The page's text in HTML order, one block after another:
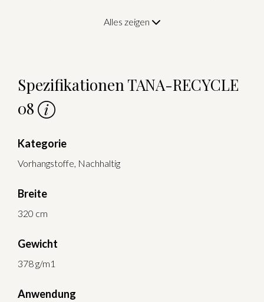
Alles zeigen
Spezifikationen TANA-RECYCLE
08
Kategorie
Vorhangstoffe, Nachhaltig
Breite
320 cm
Gewicht
378 g/m1
Anwendung